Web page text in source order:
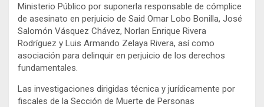
Ministerio Público por suponerla responsable de cómplice
de asesinato en perjuicio de Said Omar Lobo Bonilla, José
Salomón Vásquez Chávez, Norlan Enrique Rivera
Rodríguez y Luis Armando Zelaya Rivera, así como
asociación para delinquir en perjuicio de los derechos
fundamentales.
Las investigaciones dirigidas técnica y jurídicamente por
fiscales de la Sección de Muerte de Personas